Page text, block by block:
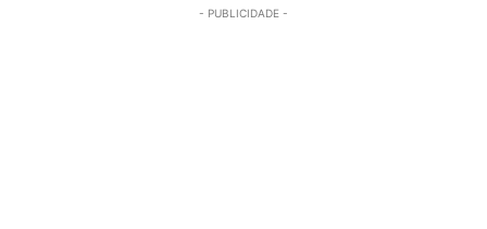
- PUBLICIDADE -